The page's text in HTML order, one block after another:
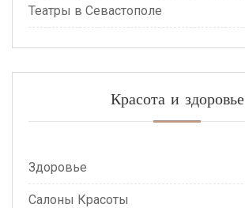
Театры в Севастополе
Красота и здоровье
Здоровье
Салоны Красоты